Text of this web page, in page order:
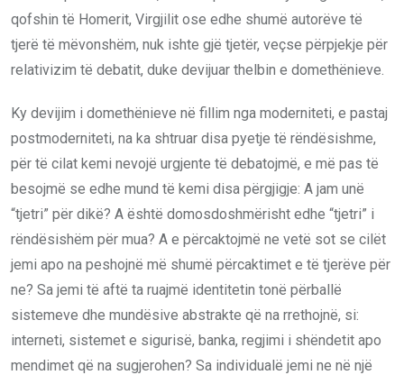
qofshin të Homerit, Virgjilit ose edhe shumë autorëve të
tjerë të mëvonshëm, nuk ishte gjë tjetër, veçse përpjekje për
relativizim të debatit, duke devijuar thelbin e domethënieve.
Ky devijim i domethënieve në fillim nga moderniteti, e pastaj
postmoderniteti, na ka shtruar disa pyetje të rëndësishme,
për të cilat kemi nevojë urgjente të debatojmë, e më pas të
besojmë se edhe mund të kemi disa përgjigje: A jam unë
“tjetri” për dikë? A është domosdoshmërisht edhe “tjetri” i
rëndësishëm për mua? A e përcaktojmë ne vetë sot se cilët
jemi apo na peshojnë më shumë përcaktimet e të tjerëve për
ne? Sa jemi të aftë ta ruajmë identitetin tonë përballë
sistemeve dhe mundësive abstrakte që na rrethojnë, si:
interneti, sistemet e sigurisë, banka, regjimi i shëndetit apo
mendimet që na sugjerohen? Sa individualë jemi ne në një